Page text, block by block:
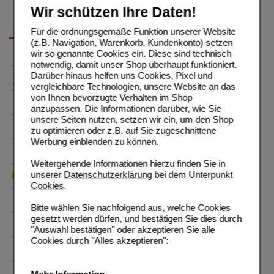
Wir schützen Ihre Daten!
Für die ordnungsgemäße Funktion unserer Website
(z.B. Navigation, Warenkorb, Kundenkonto) setzen
wir so genannte Cookies ein. Diese sind technisch
notwendig, damit unser Shop überhaupt funktioniert.
Darüber hinaus helfen uns Cookies, Pixel und
vergleichbare Technologien, unsere Website an das
von Ihnen bevorzugte Verhalten im Shop
anzupassen. Die Informationen darüber, wie Sie
unsere Seiten nutzen, setzen wir ein, um den Shop
zu optimieren oder z.B. auf Sie zugeschnittene
Werbung einblenden zu können.
Weitergehende Informationen hierzu finden Sie in
unserer Datenschutzerklärungbei dem Unterpunkt
Cookies.
Bitte wählen Sie nachfolgend aus, welche Cookies
gesetzt werden dürfen, und bestätigen Sie dies durch
"Auswahl bestätigen" oder akzeptieren Sie alle
Cookies durch "Alles akzeptieren":